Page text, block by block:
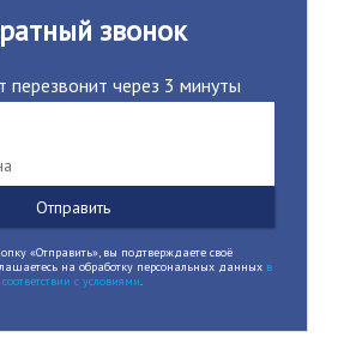
звонок
перезвонит через 3 минуты
«Отправить», вы подтверждаете своё
на обработку персональных данных в
соответствии с условиями.